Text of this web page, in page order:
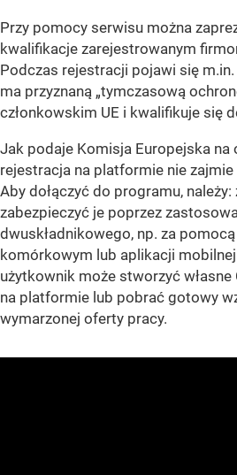
Przy pomocy serwisu można
kwalifikacje zarejestrowanym
Podczas rejestracji pojawi się
ma przyznaną „tymczasową
członkowskim UE i kwalifikuje się
Jak podaje Komisja Europejska na
rejestracja na platformie nie
Aby dołączyć do programu, należy:
zabezpieczyć je poprzez
dwuskładnikowego, np. za
komórkowym lub aplikacji
użytkownik może stworzyć własne
na platformie lub pobrać gotowy
wymarzonej oferty pracy.